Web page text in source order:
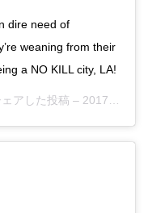
dire need of
weaning from their
a NO KILL city, LA!
アした投稿 – 2017年 9月月2日午後5時50分PDT